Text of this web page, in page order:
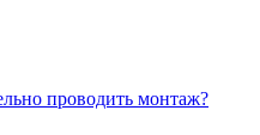
проводить монтаж?